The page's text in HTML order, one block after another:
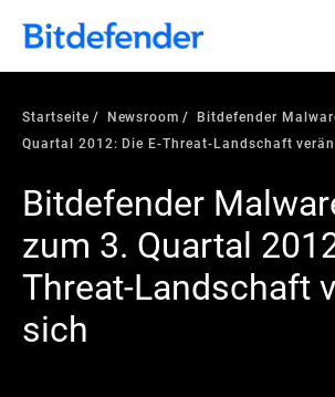
Startseite Newsroom
Bitdefender
Quartal 2012: Die E-Threat-Landschaft
Bitdefender
zum 3. Quartal
Threat-Landschaft
sich